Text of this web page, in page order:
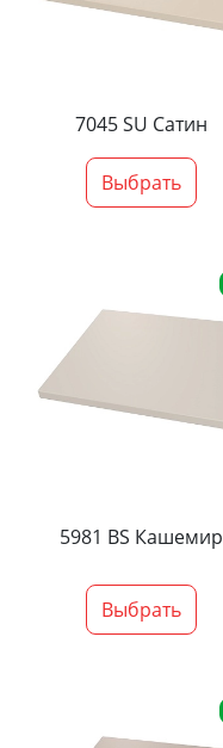
7045 SU Сатин
Выбрать
5981 BS Кашемир
Выбрать